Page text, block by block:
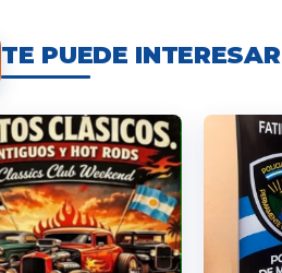
TE PUEDE INTERESAR